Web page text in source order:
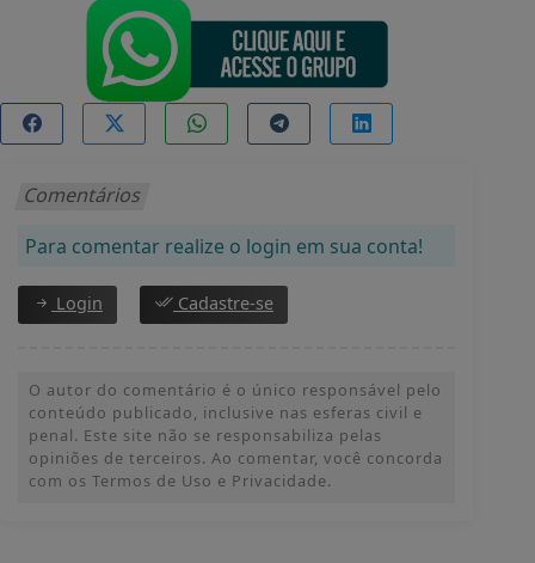
Comentários
Para comentar realize o login em sua conta!
Login Cadastre-se
O autor do comentário é o único responsável pelo
conteúdo publicado, inclusive nas esferas civil e
penal. Este site não se responsabiliza pelas
opiniões de terceiros. Ao comentar, você concorda
com os Termos de Uso e Privacidade.